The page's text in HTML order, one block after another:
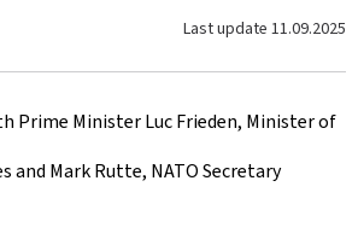
Last update 11.09.2025
Prime Minister Luc Frieden, Minister of
and Mark Rutte, NATO Secretary